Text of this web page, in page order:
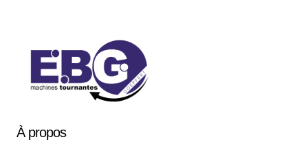
Àpropos